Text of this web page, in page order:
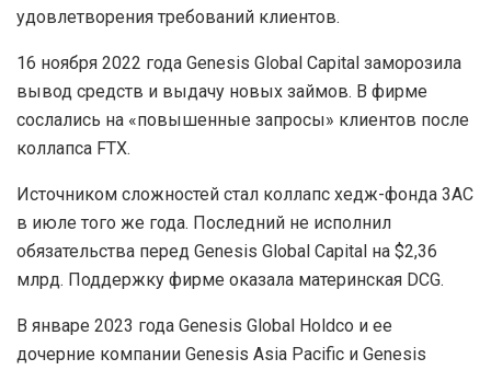
удовлетворения требований клиентов.
16 ноября 2022 года Genesis Global Capital заморозила
вывод средств и выдачу новых займов. В фирме
сослались на «повышенные запросы» клиентов после
коллапса FTX.
Источником сложностей стал коллапс хедж-фонда 3AC
в июле того же года. Последний не исполнил
обязательства перед Genesis Global Capital на $2,36
млрд. Поддержку фирме оказала материнская DCG.
В январе 2023 года Genesis Global Holdco и ее
дочерние компании Genesis Asia Pacific и Genesis